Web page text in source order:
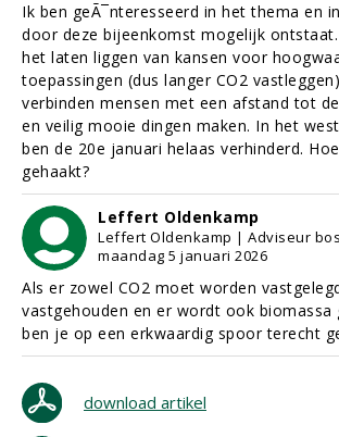
Ik ben geÃ¯nteresseerd in het thema en
door deze bijeenkomst mogelijk
het laten liggen van kansen voor
toepassingen (dus langer CO2
verbinden mensen met een afstand tot
en veilig mooie dingen maken. In het
ben de 20e januari helaas verhinderd.
gehaakt?
Leffert Oldenkamp
Leffert Oldenkamp | Adviseur
maandag 5 januari 2026
Als er zowel CO2 moet worden
vastgehouden en er wordt ook biomassa
ben je op een erkwaardig spoor terecht
download artikel